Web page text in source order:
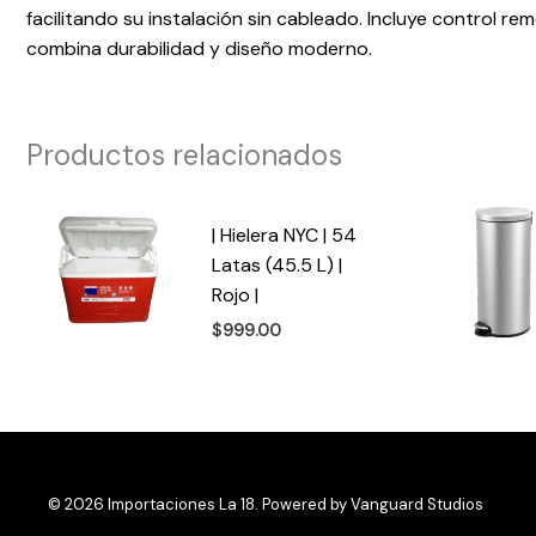
facilitando su instalación sin cableado. Incluye control
combina durabilidad y diseño moderno.
Productos relacionados
| Hielera NYC | 54
Latas (45.5 L) |
Rojo |
$999.00
© 2026 Importaciones La 18. Powered byVanguard Studios